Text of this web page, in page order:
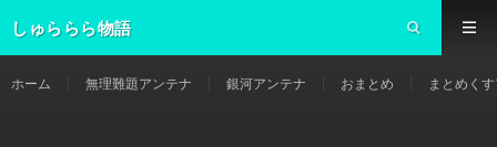
しゅららら物語
ホーム 無理難題アンテナ 銀河アンテナ おまとめ まとめく